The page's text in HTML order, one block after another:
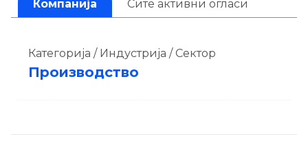
Компанија Сите активни огласи
Категорија / Индустрија / Сектор
Производство